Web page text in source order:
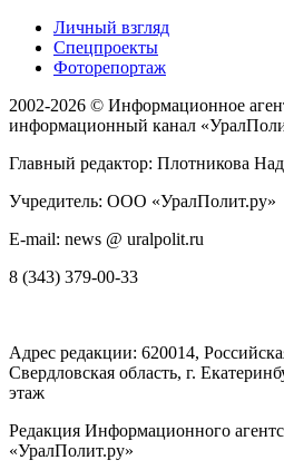
Личный взгляд
Спецпроекты
Фоторепортаж
2002-2026 © Информационное
информационный канал
Главный редактор: Плотникова
Учредитель: ООО «УралПолит.ру»
E-mail: news @ uralpolit.ru
8 (343) 379-00-33
Адрес редакции: 620014,
Свердловская область, г.
этаж
Редакция Информационного
«УралПолит.ру»